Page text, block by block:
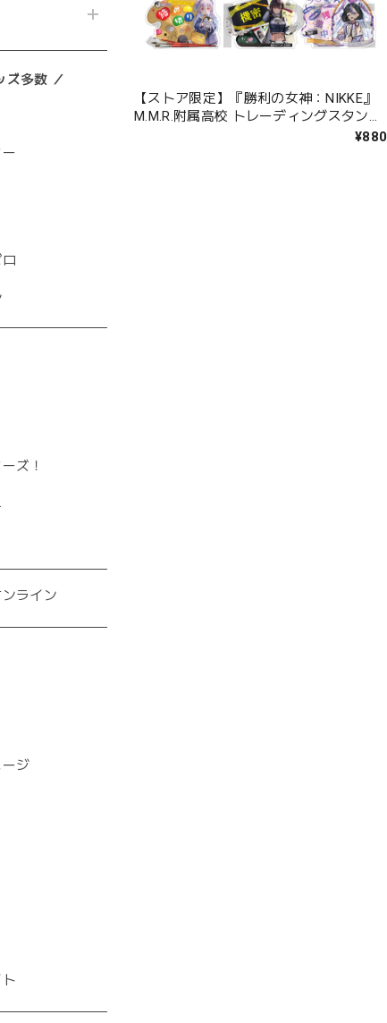
ズ多数 ／
ズ！
ライン
ジ
【ストア限定】『勝利の女神：NIKKE』
M.M.R.附属高校 トレーディングスタンド
¥880